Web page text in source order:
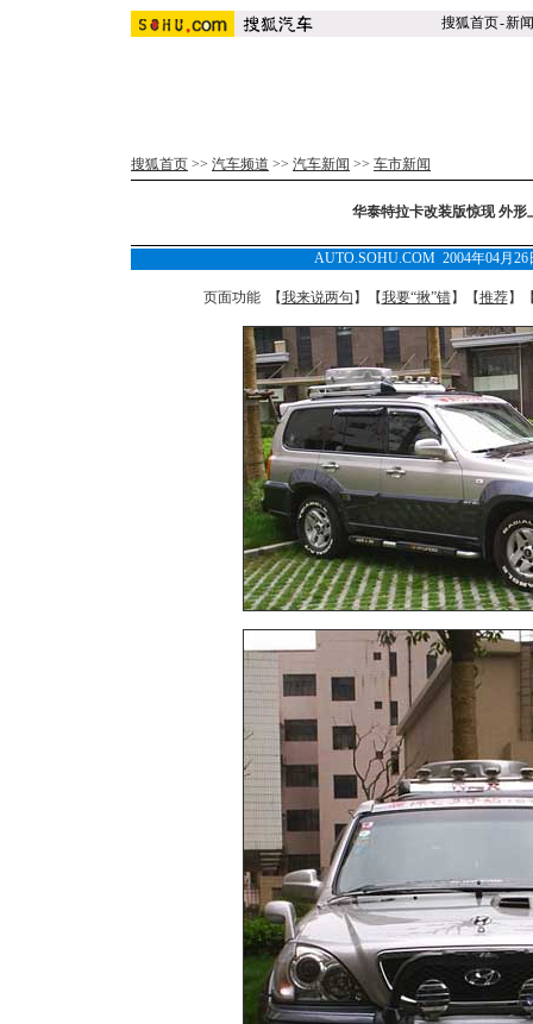
搜狐首页-新闻
搜狐首页 >> 汽车频道 >> 汽车新闻 >> 车市新闻
华泰特拉卡改装版惊现 外形
AUTO.SOHU.COM 2004年04月
页面功能 【我来说两句 】【我要“揪”错】【推荐】